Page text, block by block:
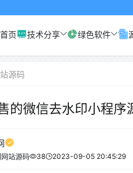
页 技术分享 绿色软件
源码
的微信去水印小程序
站源码 38 2023-09-05 20:45:29